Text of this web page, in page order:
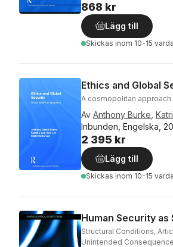
868 kr
Lägg till
Skickas inom 10-15
Ethics and Global
A cosmopolitan approach
Av Anthony Burke
Inbunden, Engelska,
2 395 kr
Lägg till
Skickas inom 10-15
Human Security
Structural Conditions,
Unintended